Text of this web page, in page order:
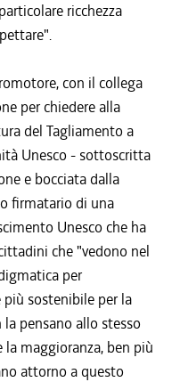
ricchezza
con il collega
per chiedere alla
del Tagliamento a
Unesco - sottoscritta
e bocciata dalla
firmatario di una
Unesco che ha
che "vedono nel
per
sostenibile per la
pensano allo stesso
la maggioranza, ben più
attorno a questo